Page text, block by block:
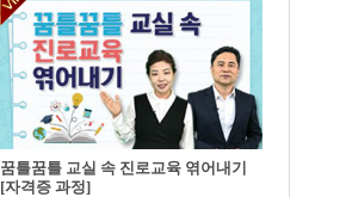
꿈틀꿈틀 교실 속 진로교육 엮어내기
[자격증 과정]